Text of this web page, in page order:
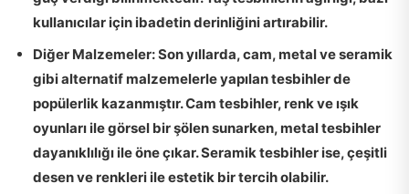
kullanıcılar için ibadetin derinliğini artırabilir.
Diğer Malzemeler:Son yıllarda,cam, metalveseramik
gibi alternatif malzemelerle yapılan tesbihler de
popülerlik kazanmıştır. Cam tesbihler, renk ve ışık
oyunları ile görsel bir şölen sunarken, metal tesbihler
dayanıklılığı ile öne çıkar. Seramik tesbihler ise, çeşitli
desen ve renkleri ile estetik bir tercih olabilir.